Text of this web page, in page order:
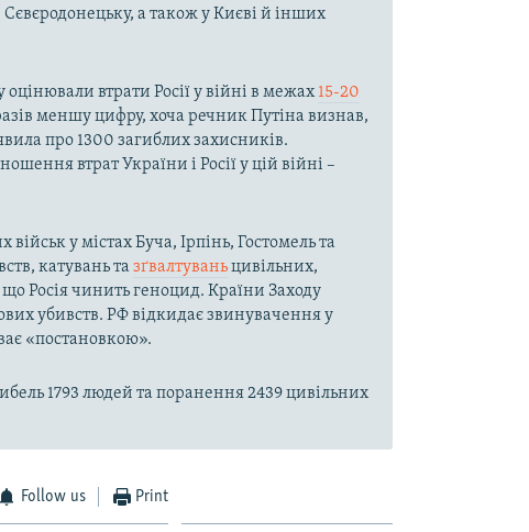
а також у Києві й інших
втрати Росії у війні в межах 15-20
меншу цифру, хоча речник Путіна визнав,
про 1300 загиблих захисників.
втрат України і Росії у цій війні –
у містах Буча, Ірпінь, Гостомель та
катувань тазґвалтуваньцивільних,
Росія чинить геноцид. Країни Заходу
убивств. РФ відкидає звинувачення у
«постановкою».
1793 людей та поранення 2439 цивільних
Follow us Print